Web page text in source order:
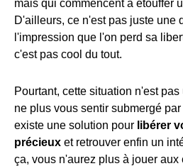
mais qui commencent à étouffer
D'ailleurs, ce n'est pas juste une
l'impression que l'on perd sa
c'est pas cool du tout.
Pourtant, cette situation n'est
ne plus vous sentir submergé
existe une solution pour libérer
précieux et retrouver enfin un
ça, vous n'aurez plus à jouer